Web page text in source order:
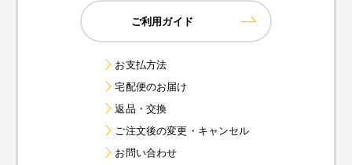
ご利用ガイド
お支払方法
宅配便のお届け
返品・交換
ご注文後の変更・キャンセル
お問い合わせ